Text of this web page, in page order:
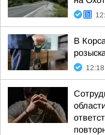
В
12:18